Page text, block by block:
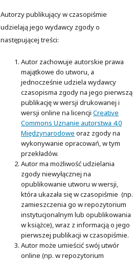
Autorzy publikujący w czasopiśmie
udzielają jego wydawcy zgody o
następującej treści:
Autor zachowuje autorskie prawa
majątkowe do utworu, a
jednocześnie udziela wydawcy
czasopisma zgody na jego pierwszą
publikację w wersji drukowanej i
wersji online na licencji Creative
Commons Uznanie autorstwa 4.0
Międzynarodowe oraz zgody na
wykonywanie opracowań, w tym
przekładów.
Autor ma możliwość udzielania
zgody niewyłącznej na
opublikowanie utworu w wersji,
która ukazała się w czasopiśmie (np.
zamieszczenia go w repozytorium
instytucjonalnym lub opublikowania
w książce), wraz z informacją o jego
pierwszej publikacji w czasopiśmie.
Autor może umieścić swój utwór
online (np. w repozytorium